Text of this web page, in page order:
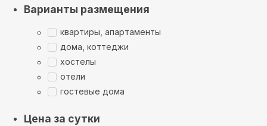
Варианты размещения
квартиры, апартаменты
дома, коттеджи
хостелы
отели
гостевые дома
Цена за сутки